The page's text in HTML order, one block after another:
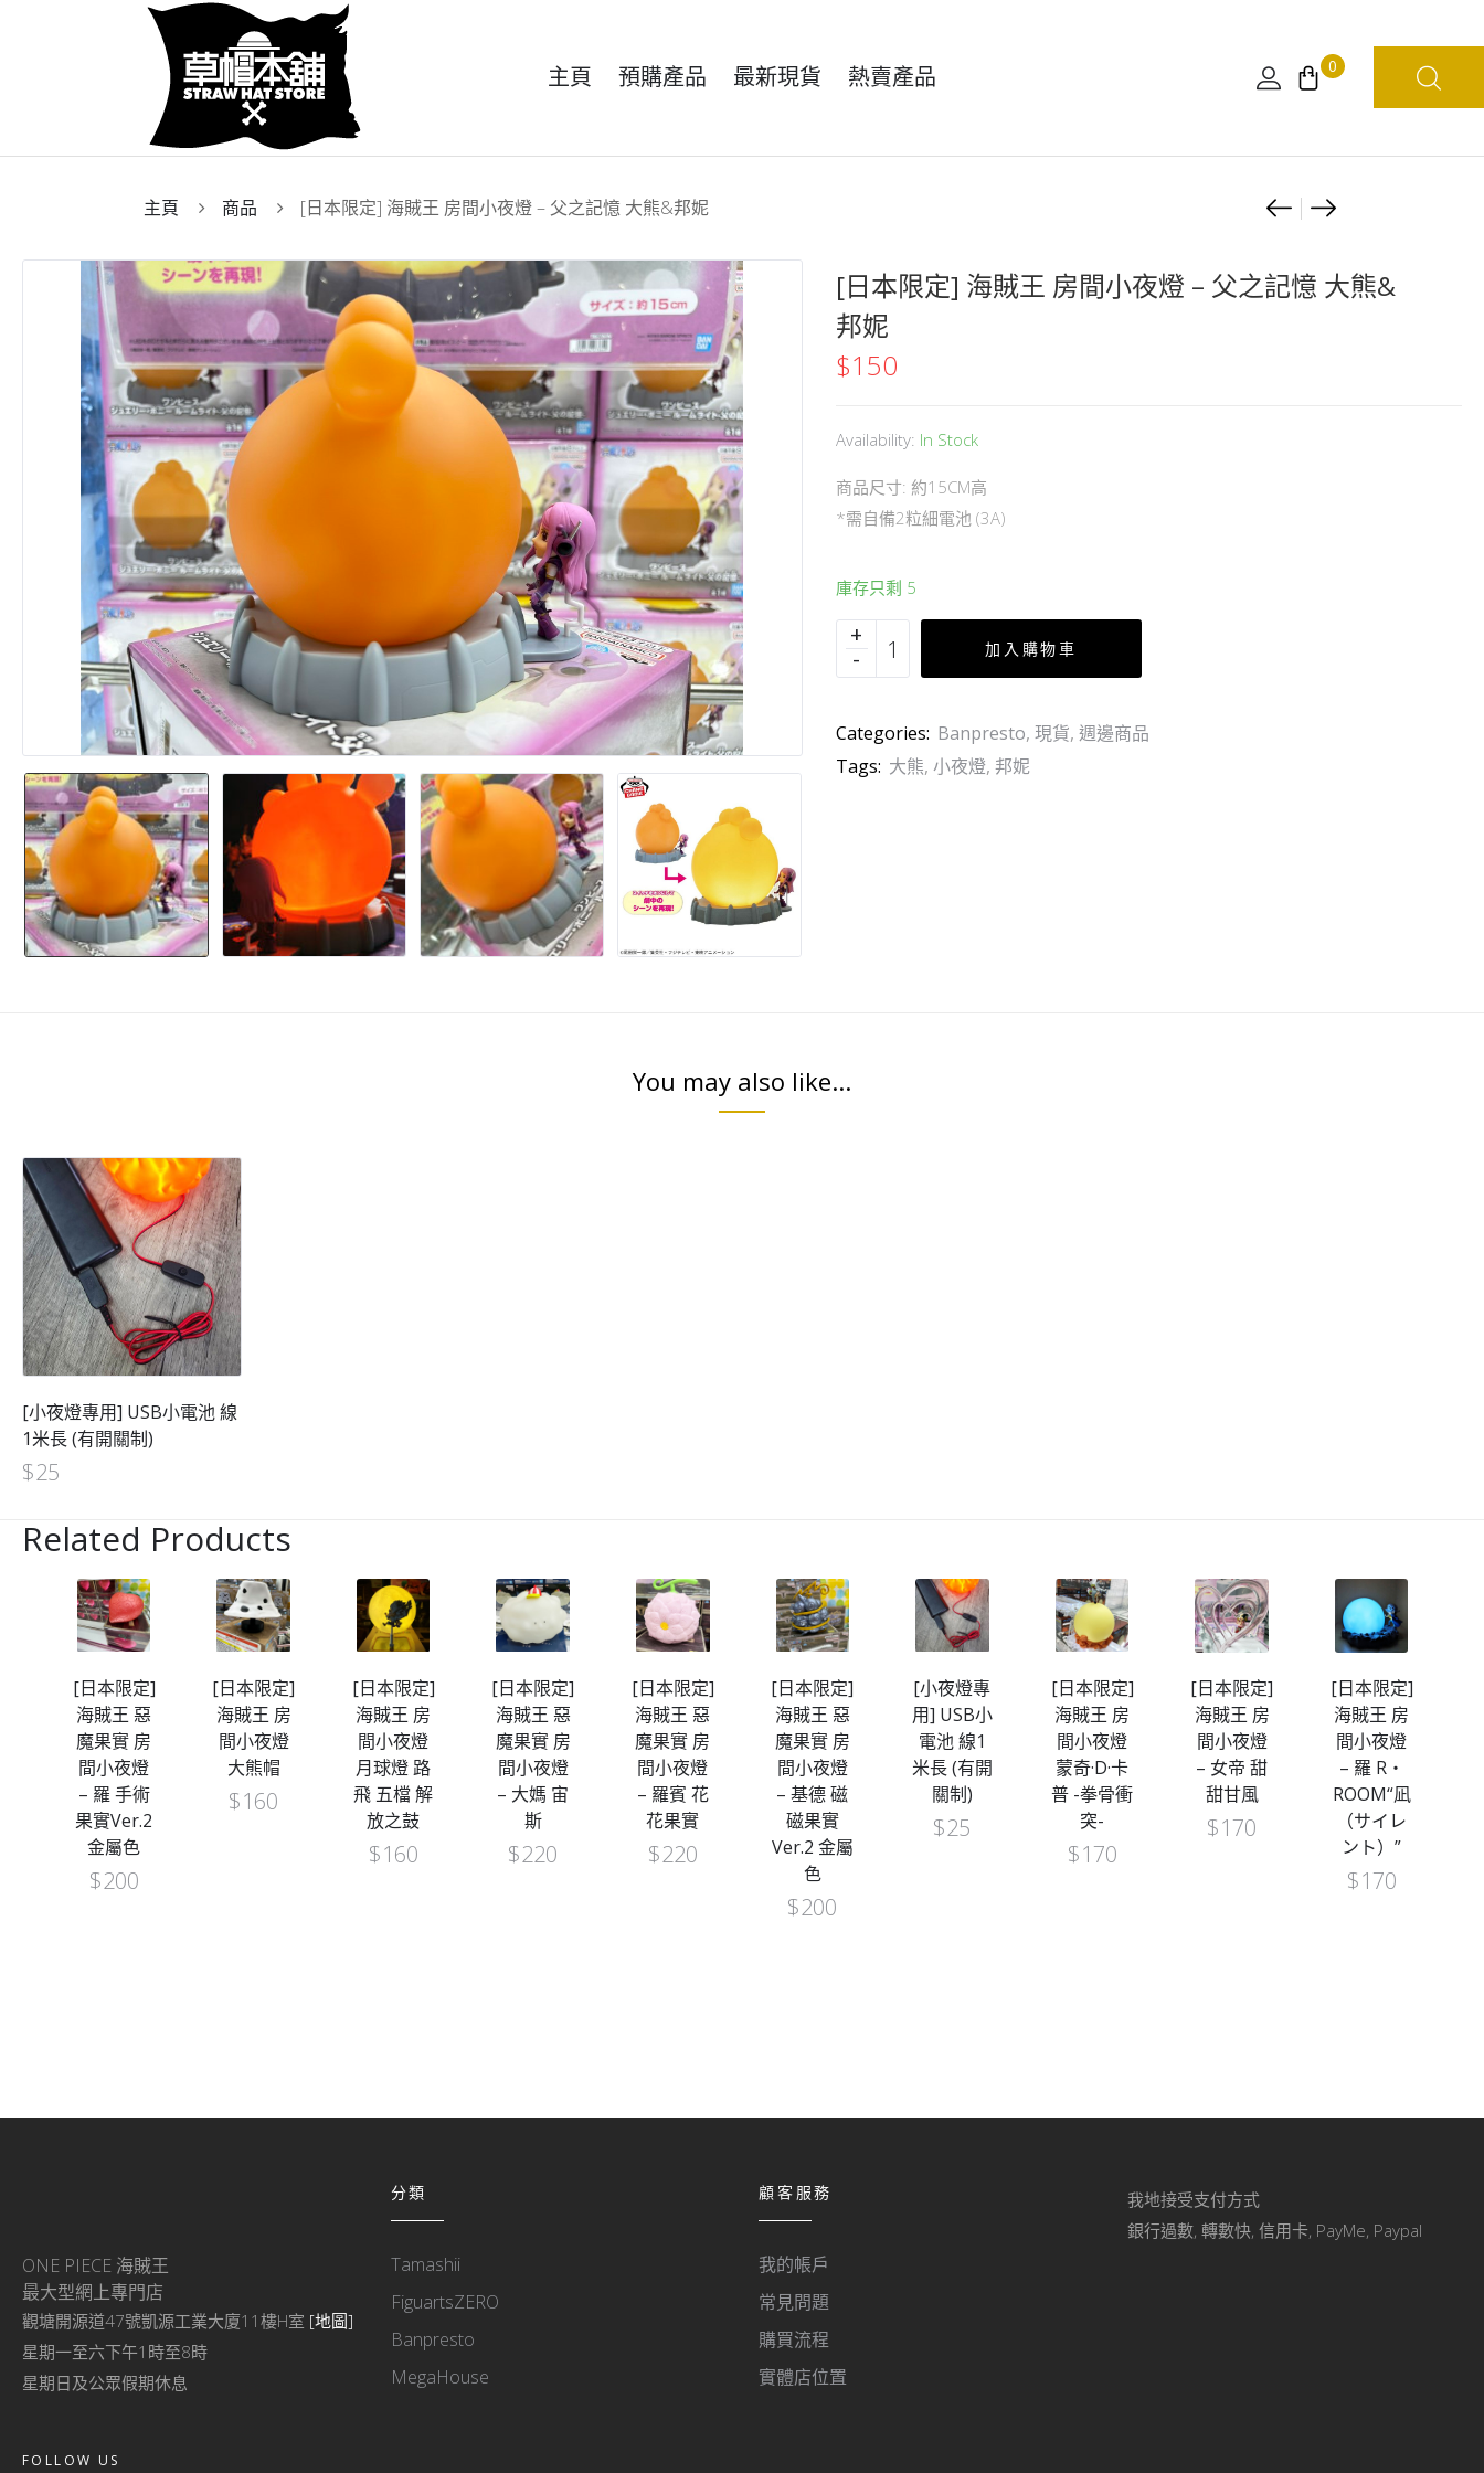
主頁 預購產品 最新現貨 熱賣產品 0
主頁 商品 [日本限定] 海賊王 房間小夜燈 – 父之記憶 大熊&邦妮
Product
海
王
草
[扭
ワ
ン
[日本限定] 海賊王 房間小夜燈 – 父之記憶 大熊&
邦妮
$150
Availability: In Stock
商品尺寸: 約15CM高
*需自備2粒細電池 (3A)
庫存只剩 5
加入購物車
Categories: Banpresto, 現貨, 週邊商品
Tags: 大熊, 小夜燈, 邦妮
You may also like...
[小夜燈專用] USB小電池 線
1米長 (有開關制)
$25
Related Products
[日本限定]
海賊王 惡
魔果實 房
間小夜燈
– 羅 手術
果實Ver.2
金屬色
$200
[日本限定]
海賊王 房
間小夜燈
大熊帽
$160
[日本限定]
海賊王 房
間小夜燈
月球燈 路
飛 五檔 解
放之鼓
$160
[日本限定]
海賊王 惡
魔果實 房
間小夜燈
– 大媽 宙
斯
$220
[日本限定]
海賊王 惡
魔果實 房
間小夜燈
– 羅賓 花
花果實
$220
[日本限定]
海賊王 惡
魔果實 房
間小夜燈
– 基德 磁
磁果實
Ver.2 金屬
色
$200
[小夜燈專
用] USB小
電池 線1
米長 (有開
關制)
$25
[日本限定]
海賊王 房
間小夜燈
蒙奇·D·卡
普 -拳骨衝
突-
$170
[日本限定]
海賊王 房
間小夜燈
– 女帝 甜
甜甘風
$170
[日本限定]
海賊王 房
間小夜燈
– 羅 R・
ROOM“凪
（サイレ
ント）”
$170
ONE PIECE 海賊王
最大型網上專門店
觀塘開源道47號凱源工業大廈11樓H室 [地圖]
星期一至六下午1時至8時
星期日及公眾假期休息
FOLLOW US
分類
Tamashii
FiguartsZERO
Banpresto
MegaHouse
顧客服務
我的帳戶
常見問題
購買流程
實體店位置
我地接受支付方式
銀行過數, 轉數快, 信用卡, PayMe, Paypal